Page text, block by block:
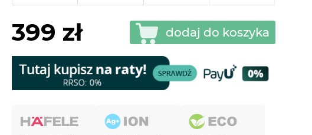
399 zł dodaj do koszyka